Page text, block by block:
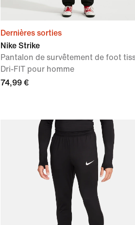
Dernières sorties
Nike Strike
Pantalon de survêtement de foot
Dri-FIT pour homme
74,99 €